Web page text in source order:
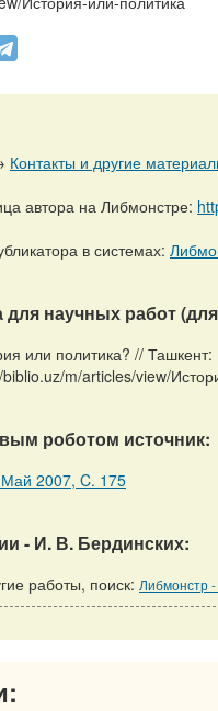
Контакты и другие
автора на Либмонстре:
в системах:
научных работ
или политика? //
m/articles/view/
роботом источник:
2007, C. 175
- И. В. Бердинских:
работы, поиск: Либмонстр -